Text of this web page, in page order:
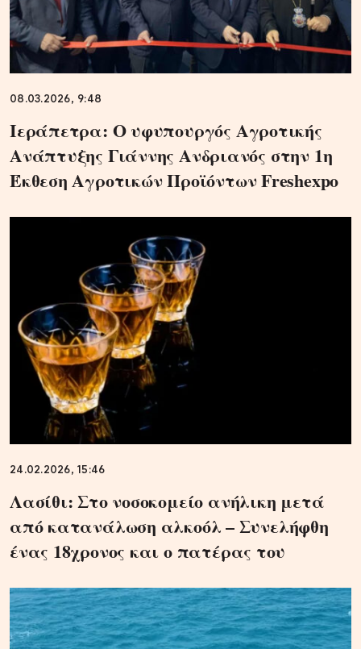
08.03.2026, 9:48
Ιεράπετρα: Ο υφυπουργός Αγροτικής
Ανάπτυξης Γιάννης Ανδριανός στην 1η
Έκθεση Αγροτικών Προϊόντων Freshexpo
24.02.2026, 15:46
Λασίθι: Στο νοσοκομείο ανήλικη μετά
από κατανάλωση αλκοόλ – Συνελήφθη
ένας 18χρονος και ο πατέρας του